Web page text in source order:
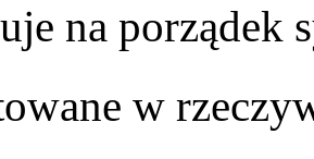
na porządek
w